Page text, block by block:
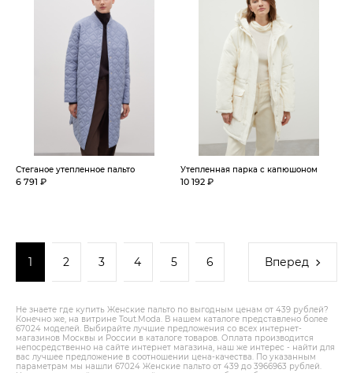
Стеганое утепленное пальто
6 791 ₽
Утепленная парка с капюшоном
10 192 ₽
1 2 3 4 5 6 Вперед
Не знаете где купить Женские пальто по выгодным ценам от 439 рублей?
Конечно же, на витрине Tout.Modа. В нашем каталоге представлено более
67024 моделей. Выбирайте лучшие предложения со всех интернет-
магазинов Москвы и России в каталоге товаров. Оплата производится
непосредственно на сайте интернет магазина, наш же интерес - найти для
вас лучшее предложение в соотношении цена-качества. По указанным
параметрам мы нашли 67024 Женские пальто от 439 до 3966963 рублей.